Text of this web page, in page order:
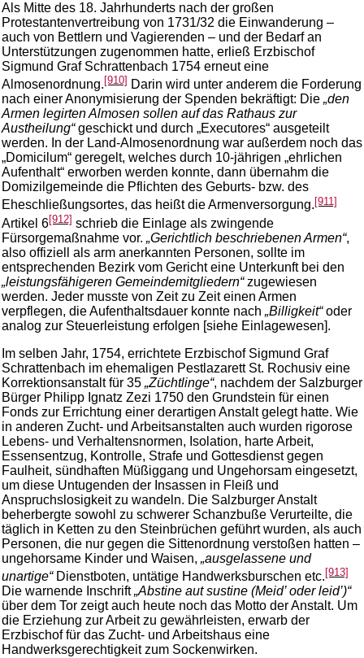
Als Mitte des 18. Jahrhunderts nach der großen
Protestantenvertreibung von 1731/32 die Einwanderung –
auch von Bettlern und Vagierenden – und der Bedarf an
Unterstützungen zugenommen hatte, erließ Erzbischof
Sigmund Graf Schrattenbach 1754 erneut eine
Almosenordnung. [910] Darin wird unter anderem die Forderung
nach einer Anonymisierung der Spenden bekräftigt: Die „den
Armen legirten Almosen sollen auf das Rathaus zur
Austheilung“geschickt und durch „Executores“ ausgeteilt
werden. In der Land-Almosenordnung war außerdem noch das
„Domicilum“ geregelt, welches durch 10-jährigen „ehrlichen
Aufenthalt“ erworben werden konnte, dann übernahm die
Domizilgemeinde die Pflichten des Geburts- bzw. des
Eheschließungsortes, das heißt die Armenversorgung.[911]
Artikel 6[912] schrieb die Einlage als zwingende
Fürsorgemaßnahme vor. „Gerichtlich beschriebenen Armen“,
also offiziell als arm anerkannten Personen, sollte im
entsprechenden Bezirk vom Gericht eine Unterkunft bei den
„leistungsfähigeren Gemeindemitgliedern“zugewiesen
werden. Jeder musste von Zeit zu Zeit einen Armen
verpflegen, die Aufenthaltsdauer konnte nach „Billigkeit“oder
analog zur Steuerleistung erfolgen [siehe Einlagewesen].
Im selben Jahr, 1754, errichtete Erzbischof Sigmund Graf
Schrattenbach im ehemaligen Pestlazarett St. Rochusiv eine
Korrektionsanstalt für 35 „Züchtlinge“, nachdem der Salzburger
Bürger Philipp Ignatz Zezi 1750 den Grundstein für einen
Fonds zur Errichtung einer derartigen Anstalt gelegt hatte. Wie
in anderen Zucht- und Arbeitsanstalten auch wurden rigorose
Lebens- und Verhaltensnormen, Isolation, harte Arbeit,
Essensentzug, Kontrolle, Strafe und Gottesdienst gegen
Faulheit, sündhaften Müßiggang und Ungehorsam eingesetzt,
um diese Untugenden der Insassen in Fleiß und
Anspruchslosigkeit zu wandeln. Die Salzburger Anstalt
beherbergte sowohl zu schwerer Schanzbuße Verurteilte, die
täglich in Ketten zu den Steinbrüchen geführt wurden, als auch
Personen, die nur gegen die Sittenordnung verstoßen hatten –
ungehorsame Kinder und Waisen, „ausgelassene und
unartige“Dienstboten, untätige Handwerksburschen etc. [913]
Die warnende Inschrift„Abstine aut sustine (Meid’ oder leid’)“
über dem Tor zeigt auch heute noch das Motto der Anstalt. Um
die Erziehung zur Arbeit zu gewährleisten, erwarb der
Erzbischof für das Zucht- und Arbeitshaus eine
Handwerksgerechtigkeit zum Sockenwirken.